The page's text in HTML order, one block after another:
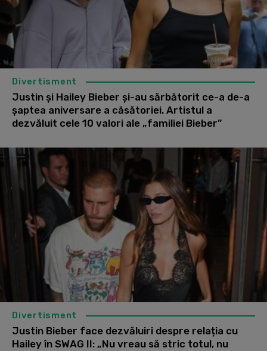
Divertisment
Justin și Hailey Bieber și-au sărbătorit ce-a de-a
șaptea aniversare a căsătoriei. Artistul a
dezvăluit cele 10 valori ale „familiei Bieber”
Divertisment
Justin Bieber face dezvăluiri despre relația cu
Hailey în SWAG II: „Nu vreau să stric totul, nu